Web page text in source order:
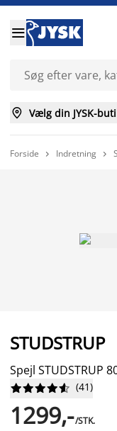

 Vælg din JYSK-
Forside  Indretning 
STUDSTRUP
Spejl STUDSTRUP





 (41)
1299,-/STK.